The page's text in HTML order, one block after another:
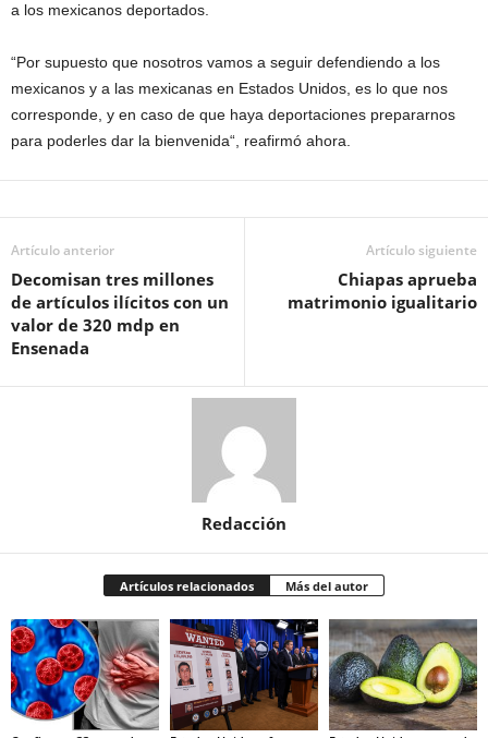
a los mexicanos deportados.
“Por supuesto que nosotros vamos a seguir defendiendo a los
mexicanos y a las mexicanas en Estados Unidos, es lo que nos
corresponde, y en caso de que haya deportaciones prepararnos
para poderles dar la bienvenida“, reafirmó ahora.
Artículo anterior
Decomisan tres millones
de artículos ilícitos con un
valor de 320 mdp en
Ensenada
Artículo siguiente
Chiapas aprueba
matrimonio igualitario
Redacción
Artículos relacionados Más del autor